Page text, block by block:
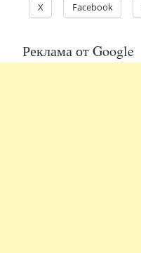
X Facebook
Реклама от Google